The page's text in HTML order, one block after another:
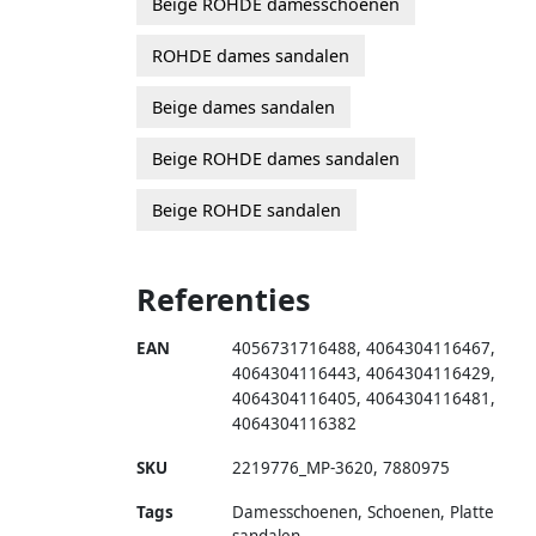
ROHDE dames sandalen
Beige dames sandalen
Beige ROHDE dames sandalen
Beige ROHDE sandalen
Referenties
EAN 4056731716488, 4064304116467,
4064304116443, 4064304116429,
4064304116405, 4064304116481 ,
4064304116382
SKU 2219776_MP-3620, 7880975
Tags
Damesschoenen, Schoenen, Platte